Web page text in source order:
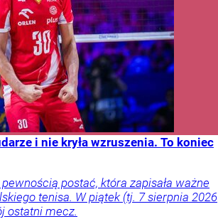
i nie kryła wzruszenia. To koniec
postać, która zapisała ważne
tenisa. W piątek (tj. 7 sierpnia 2026
ostatni mecz.